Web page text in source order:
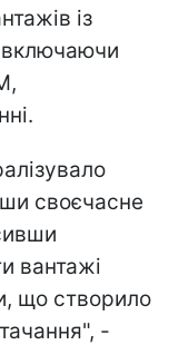
із
включаючи
своєчасне
вантажі
що створило
-